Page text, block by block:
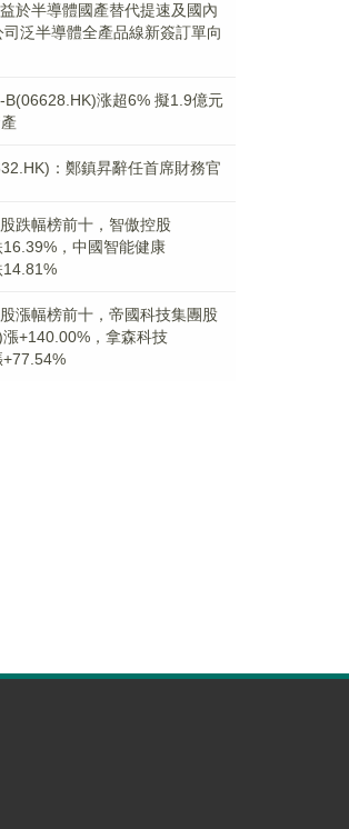
於半導體國產替代提速及國內
泛半導體全產品線新簽訂單向
B(06628.HK)涨超6% 擬1.9億元
：鄭鎮昇辭任首席財務官
股跌幅榜前十，智傲控股
，中國智能健康
股漲幅榜前十，帝國科技集團股
+140.00%，拿森科技